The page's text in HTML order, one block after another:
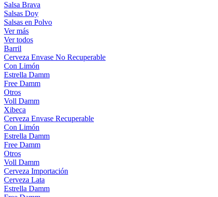
Salsa Brava
Salsas Doy
Salsas en Polvo
Ver más
Ver todos
Barril
Cerveza Envase No Recuperable
Con Limón
Estrella Damm
Free Damm
Otros
Voll Damm
Xibeca
Cerveza Envase Recuperable
Con Limón
Estrella Damm
Free Damm
Otros
Voll Damm
Cerveza Importación
Cerveza Lata
Estrella Damm